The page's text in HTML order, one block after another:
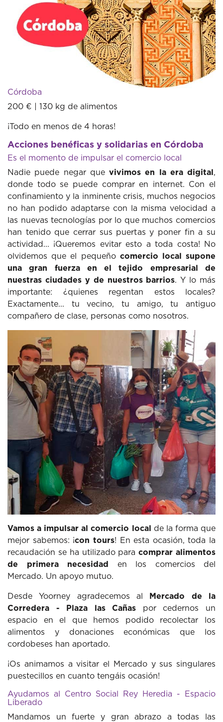
Córdoba
200 € | 130 kg de alimentos
¡Todo en menos de 4 horas!
Acciones benéficas y solidarias en Córdoba
Es el momento de impulsar el comercio local
Nadie puede negar que vivimos en la era digital ,
donde todo se puede comprar en internet. Con el
confinamiento y la inminente crisis, muchos negocios
no han podido adaptarse con la misma velocidad a
las nuevas tecnologías por lo que muchos comercios
han tenido que cerrar sus puertas y poner fin a su
actividad... ¡Queremos evitar esto a toda costa! No
olvidemos que el pequeño comercio local supone
una gran fuerza en el tejido empresarial de
nuestras ciudades y de nuestros barrios. Y lo más
importante: ¿quienes regentan estos locales?
Exactamente... tu vecino, tu amigo, tu antiguo
compañero de clase, personas como nosotros.
Vamos a impulsar al comercio local
de la forma que
mejor sabemos: ¡con tours! En esta ocasión, toda la
recaudación se ha utilizado paracomprar alimentos
de primera necesidad
en los comercios del
Mercado. Un apoyo mutuo.
Desde Yoorney agradecemos al
Mercado de la
Corredera - Plaza las Cañas por cedernos un
espacio en el que hemos podido recolectar los
alimentos y donaciones económicas que los
cordobeses han aportado.
¡Os animamos a visitar el Mercado y sus singulares
puestecillos en cuanto tengáis ocasión!
Ayudamos al Centro Social Rey Heredia - Espacio
Liberado
Mandamos un fuerte y gran abrazo a todas las